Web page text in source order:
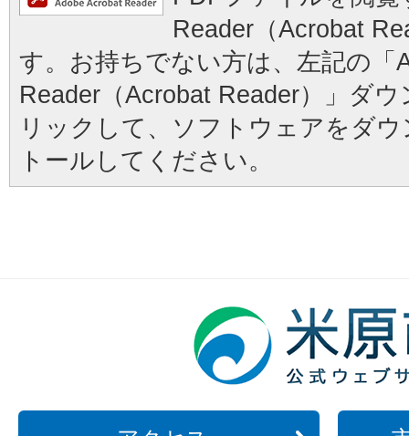
Reader（Acrobat
す。お持ちでない方は、左記の「
Reader（Acrobat Reader）」ダ
リックして、ソフトウェアをダ
トールしてください。